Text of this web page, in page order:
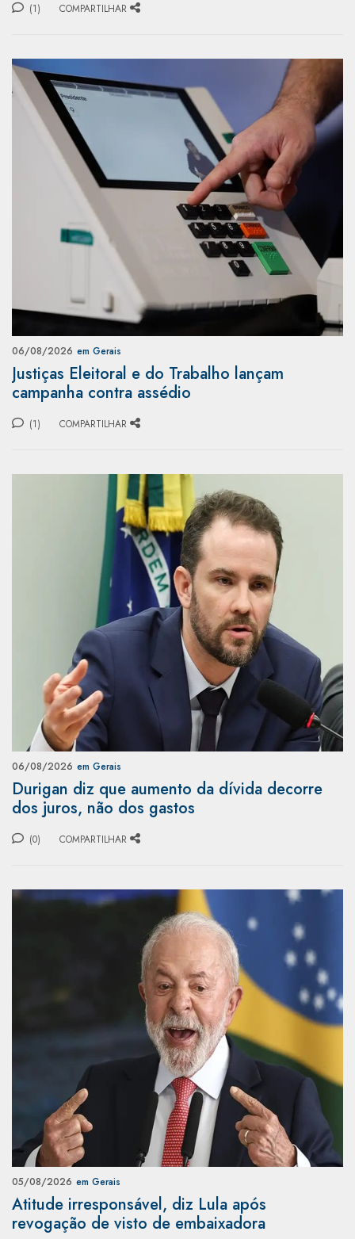
(1) COMPARTILHAR
06/08/2026 em Gerais
Justiças Eleitoral e do Trabalho lançam
campanha contra assédio
(1) COMPARTILHAR
06/08/2026 em Gerais
Durigan diz que aumento da dívida decorre
dos juros, não dos gastos
(0) COMPARTILHAR
05/08/2026 em Gerais
Atitude irresponsável, diz Lula após
revogação de visto de embaixadora